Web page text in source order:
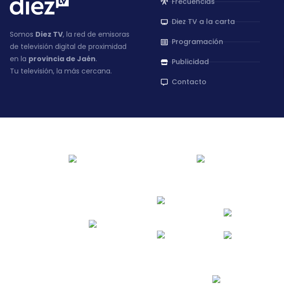
Somos Diez TV, la red de emisoras
de televisión digital de proximidad
en la provincia de Jaén.
Tu televisión, la más cercana.
Diez TV a la carta
Programación
Publicidad
Contacto